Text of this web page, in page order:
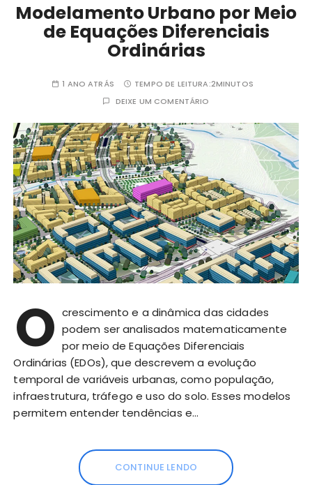
Modelamento Urbano por Meio
de Equações Diferenciais
Ordinárias
1 ANO ATRÁS TEMPO DE LEITURA:2MINUTOS
DEIXE UM COMENTÁRIO
O crescimento e a dinâmica das cidades
podem ser analisados matematicamente
por meio de Equações Diferenciais
Ordinárias (EDOs), que descrevem a evolução
temporal de variáveis urbanas, como população,
infraestrutura, tráfego e uso do solo. Esses modelos
permitem entender tendências e…
CONTINUE LENDO